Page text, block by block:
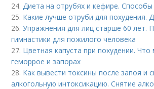
24.Диета на отрубях и кефире. Способы
25. Какие лучше отруби для похудения.
26.Упражнения для лиц старше 60 лет.
гимнастики для пожилого человека
27. Цветная капуста при похудении.
геморрое и запорах
28. Как вывести токсины после запоя и
алкогольную интоксикацию. Снятие